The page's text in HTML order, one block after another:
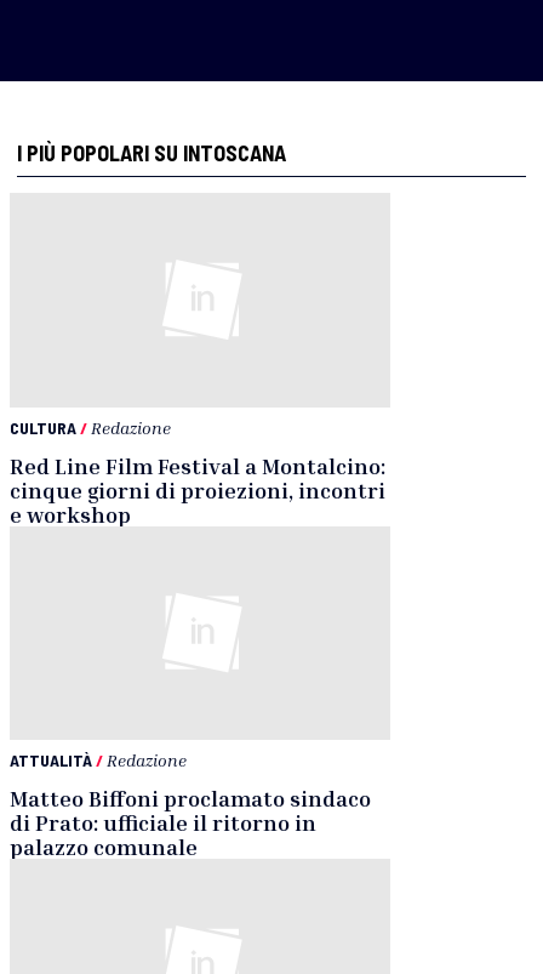
I PIÙ POPOLARI SU INTOSCANA
CULTURA/ Redazione
Red Line Film Festival a Montalcino:
cinque giorni di proiezioni, incontri
e workshop
ATTUALITÀ/ Redazione
Matteo Biffoni proclamato sindaco
di Prato: ufficiale il ritorno in
palazzo comunale